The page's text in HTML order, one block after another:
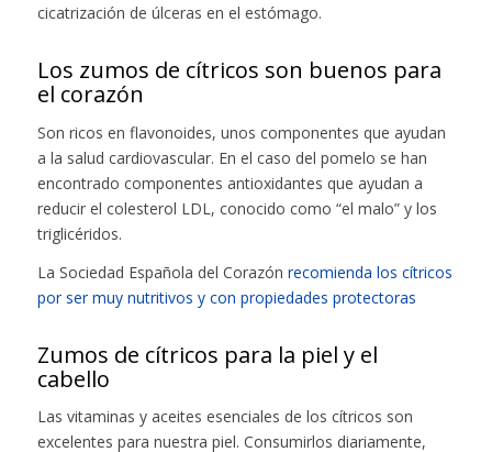
cicatrización de úlceras en el estómago.
Los zumos de cítricos son buenos para
el corazón
Son ricos en flavonoides, unos componentes que ayudan
a la salud cardiovascular. En el caso del pomelo se han
encontrado componentes antioxidantes que ayudan a
reducir el colesterol LDL, conocido como “el malo” y los
triglicéridos.
La Sociedad Española del Corazón recomienda los cítricos
por ser muy nutritivos y con propiedades protectoras
Zumos de cítricos para la piel y el
cabello
Las vitaminas y aceites esenciales de los cítricos son
excelentes para nuestra piel. Consumirlos diariamente,